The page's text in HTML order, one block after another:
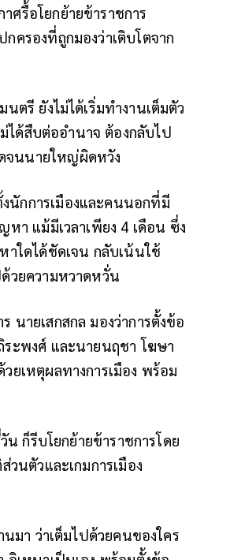
ศรื้อโยกย้ายข้าราชการ
ครองที่ถูกมองว่าเติบโตจาก
ตรี ยังไม่ได้เริ่มทำงานเต็มตัว
ด้สืบต่ออำนาจ ต้องกลับไป
จนนายใหญ่ผิดหวัง
นักการเมืองและคนนอกที่มี
า แม้มีเวลาเพียง 4 เดือน ซึ่ง
าใดได้ชัดเจน กลับเน้นใช้
ด้วยความหวาดหวั่น
นายเสกสกล มองว่าการตั้งข้อ
ะพงศ์ และนายนฤชา โฆษา
ยเหตุผลทางการเมือง พร้อม
น ก็รีบโยกย้ายข้าราชการโดย
นตัวและเกมการเมือง
มา ว่าเต็มไปด้วยคนของใคร